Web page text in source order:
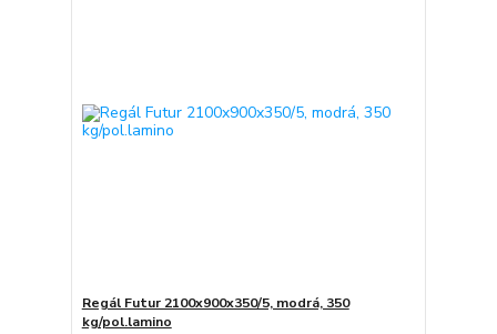
Regál Futur 2100x900x350/5, modrá, 350
kg/pol.lamino